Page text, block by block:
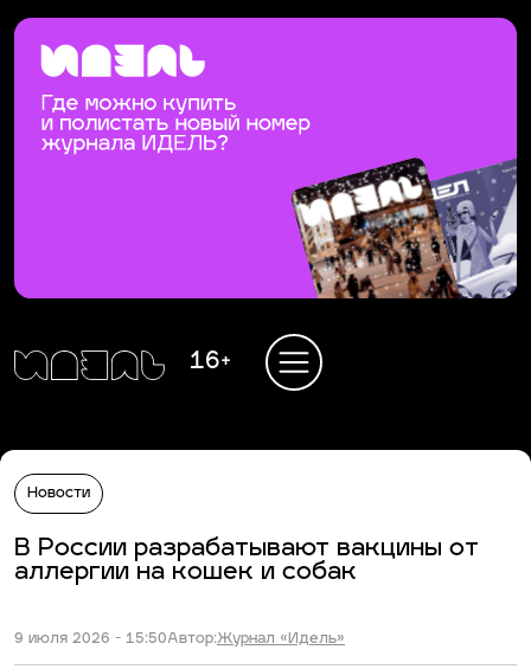
16+
Новости
В России разрабатывают вакцины от
аллергии на кошек и собак
9 июля 2026 - 15:50Автор:Журнал «Идель»